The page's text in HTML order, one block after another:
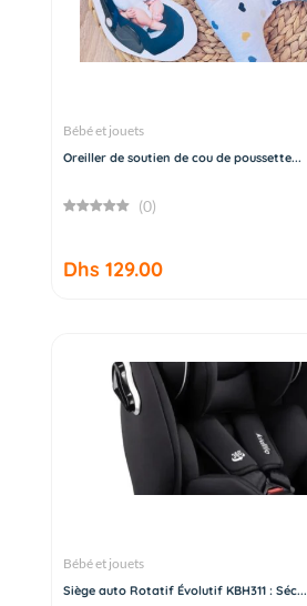
Bébé et jouets
Oreiller de soutien de cou de poussette...
(0)
Dhs 129.00
Bébé et jouets
Siège auto Rotatif Évolutif KBH311 : Séc...